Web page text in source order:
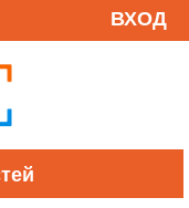
ВХОД